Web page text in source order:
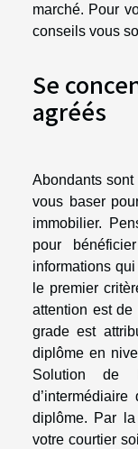
marché. Pour
conseils vous
Se
agréés
Abondants
vous baser
immobilier.
pour
informations
le premier
attention est
grade est
diplôme en
Solution de
diplôme. Par
votre courtier